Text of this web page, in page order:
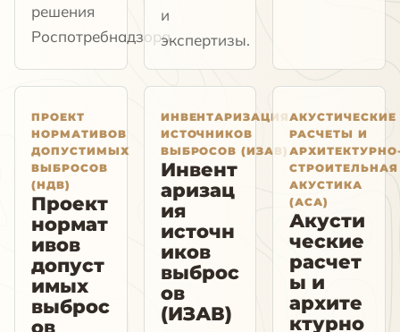
решения
Роспотребнадзора.
и
экспертизы.
ПРОЕКТ
НОРМАТИВОВ
ДОПУСТИМЫХ
ВЫБРОСОВ
(НДВ)
Проект
нормат
ивов
допуст
имых
выброс
ов
ИНВЕНТАРИЗАЦИЯ
ИСТОЧНИКОВ
ВЫБРОСОВ (ИЗАВ)
Инвент
аризац
ия
источн
иков
выброс
ов
(ИЗАВ)
АКУСТИЧЕСКИЕ
РАСЧЕТЫ И
СТРОИТЕЛЬНАЯ
АКУСТИКА
(АСА)
Акусти
ческие
расчет
ы и
архите
ктурно